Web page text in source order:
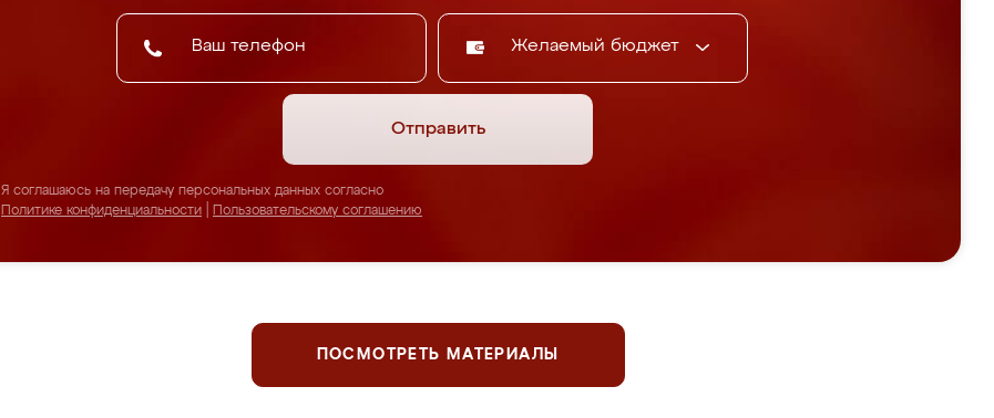
Желаемый бюджет
Отправить
Я соглашаюсь на передачу персональных данных согласно
Политике конфиденциальности
Пользовательскому соглашению
ПОСМОТРЕТЬ МАТЕРИАЛЫ